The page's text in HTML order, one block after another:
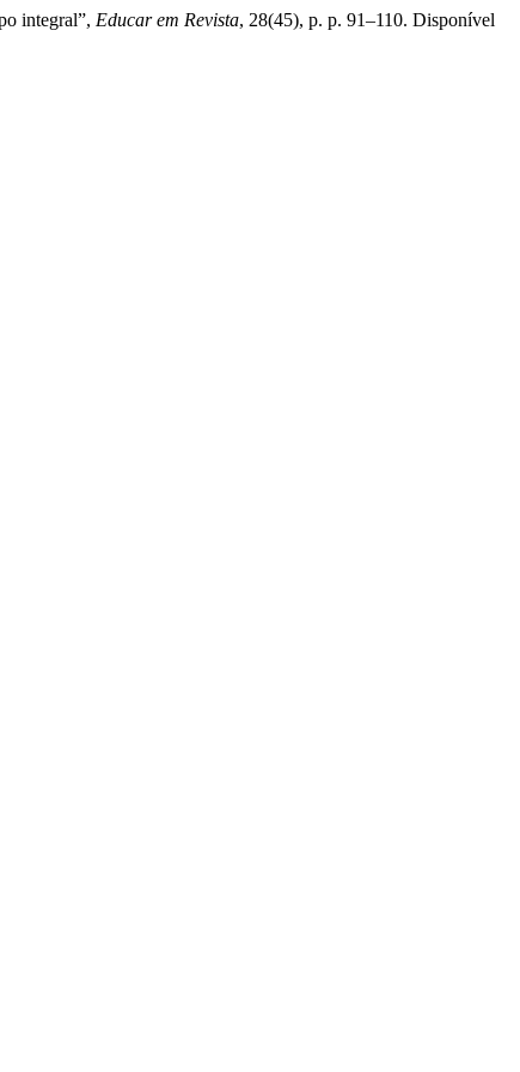
integral”, Educar em Revista, 28(45), p. p. 91–110. Disponível